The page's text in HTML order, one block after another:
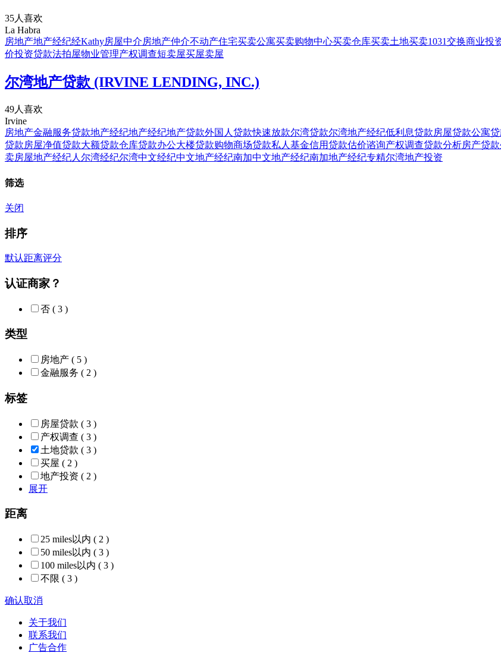
35人喜欢
La Habra
房地产地产经纪经Kathy房屋中介房地产仲介不动产住宅买卖公寓买卖购物中心买卖仓库买卖土地买卖1031交换商业投
价投资贷款法拍屋物业管理产权调查短卖屋买屋卖屋
尔湾地产贷款 (IRVINE LENDING, INC.)
49人喜欢
Irvine
房地产金融服务贷款地产经纪地产经纪地产贷款外国人贷款快速放款尔湾贷款尔湾地产经纪低利息贷款房屋贷款公寓
贷款房屋净值贷款大额贷款仓库贷款办公大楼贷款购物商场贷款私人基金信用贷款估价谘询产权调查贷款分析房产贷款
卖房屋地产经纪人 尔湾经纪尔湾中文经纪中文地产经纪南加中文地产经纪南加地产经纪专精尔湾地产投资
筛选
关闭
排序
默认距离评分
认证商家？
否 ( 3 )
类型
房地产 ( 5 )
金融服务 ( 2 )
标签
房屋贷款 ( 3 )
产权调查 ( 3 )
土地贷款 ( 3 )
买屋 ( 2 )
地产投资 ( 2 )
展开
距离
25 miles以内 ( 2 )
50 miles以内 ( 3 )
100 miles以内 ( 3 )
不限 ( 3 )
确认取消
关于我们
联系我们
广告合作